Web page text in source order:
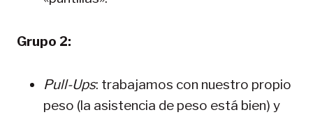
Grupo 2:
Pull-Ups: trabajamos con nuestro propio
peso (la asistencia de peso está bien) y